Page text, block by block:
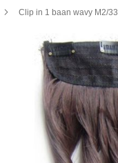
Clip in 1 baan wavy M2/33